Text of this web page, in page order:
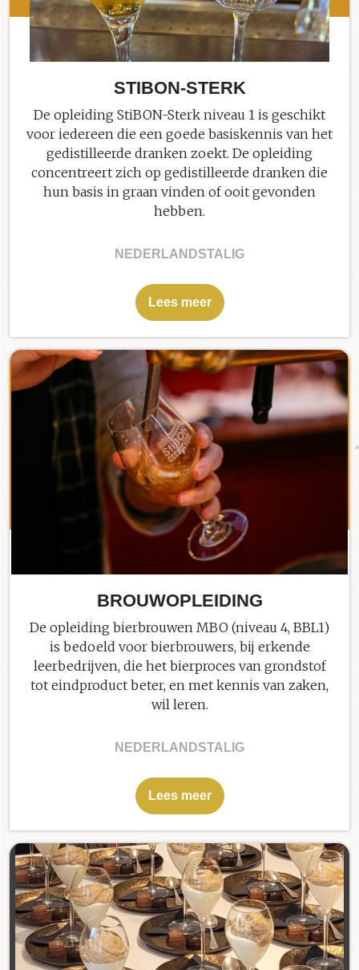
STIBON-STERK
De opleiding StiBON-Sterk niveau 1 is geschikt
voor iedereen die een goede basiskennis van het
gedistilleerde dranken zoekt. De opleiding
concentreert zich op gedistilleerde dranken die
hun basis in graan vinden of ooit gevonden
hebben.
NEDERLANDSTALIG
Lees meer
BROUWOPLEIDING
De opleiding bierbrouwen MBO (niveau 4, BBL1)
is bedoeld voor bierbrouwers, bij erkende
leerbedrijven, die het bierproces van grondstof
tot eindproduct beter, en met kennis van zaken,
wil leren.
NEDERLANDSTALIG
Lees meer